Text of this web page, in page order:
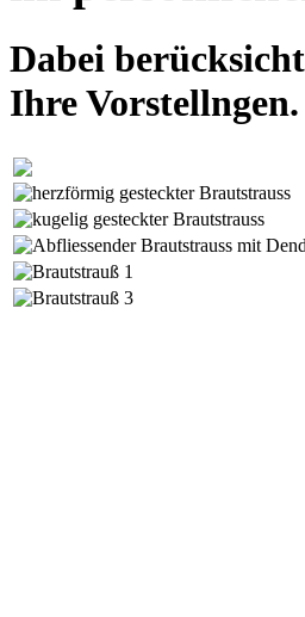
Dabei
Ihre Vorstellngen.